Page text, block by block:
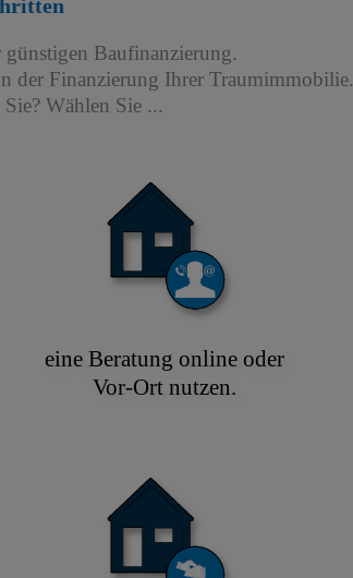
Baufinanzierung.
der Finanzierung Ihrer Traumimmobilie.
Wählen Sie ...
eine Beratung online oder
Vor-Ort nutzen.